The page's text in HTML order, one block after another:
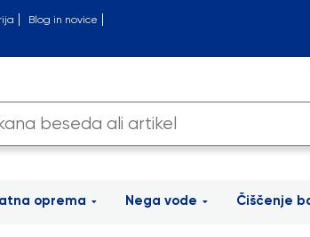
Blog in novice
oprema Nega vode Čiščenje